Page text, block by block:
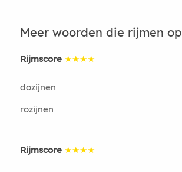
Meer woorden die rijmen op
Rijmscore ★★★★
dozijnen
rozijnen
Rijmscore ★★★★